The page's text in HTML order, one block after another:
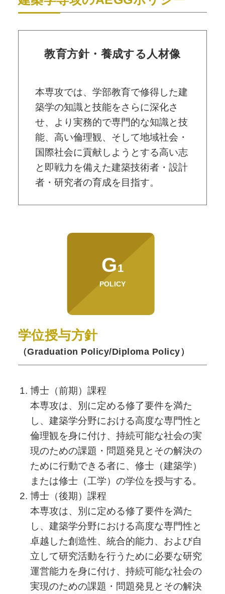
教育方針・養成する人材像
本専攻では、学部教育で修得した建
築学の知識と技能をさらに深化さ
せ、より実務的で専門的な知識と技
能、高い倫理観、そして地域社会・
国際社会に貢献しようとする高い志
と即戦力を備えた建築技術者・設計
者・研究者の育成を目指す。
G1
POLICY
学位授与方針
（Graduation Policy/Diploma Policy）
博士（前期）課程
本専攻は、別に定める修了要件を満た
し、建築学分野における高度な専門性と
倫理観を身に付け、持続可能な社会の実
現のための課題・問題発見とその解決の
ために行動できる者に、修士（建築学）
または修士（工学）の学位を授与する。
博士（後期）課程
本専攻は、別に定める修了要件を満た
し、建築学分野における高度な専門性と
卓越した創造性、統合的能力、および自
立して研究活動を行うために必要な研究
運営能力を身に付け、持続可能な社会の
実現のための課題・問題発見とその解決